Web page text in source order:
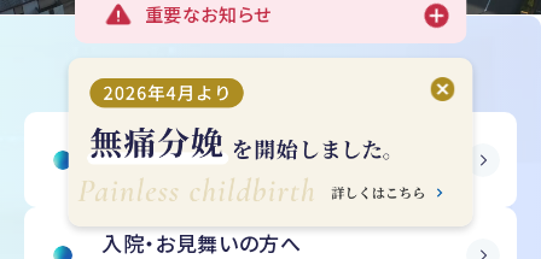
重要なお知らせ
受診される方へ
Outpatient Information
入院・お見舞いの方へ